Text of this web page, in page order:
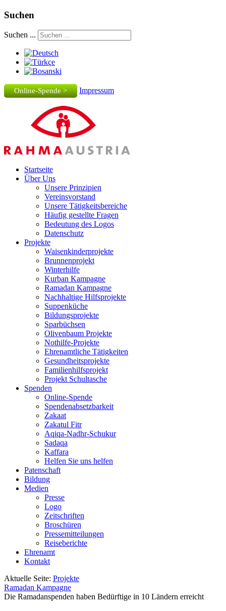
Suchen
Suchen ...
Online-Spende > Impressum
Startseite
Über Uns
Unsere Prinzipien
Vereinsvorstand
Unsere Tätigkeitsbereiche
Häufig gestellte Fragen
Bedeutung des Logos
Datenschutz
Projekte
Waisenkinderprojekte
Brunnenprojekt
Winterhilfe
Kurban Kampagne
Ramadan Kampagne
Nachhaltige Hilfsprojekte
Suppenküche
Bildungsprojekte
Sparbüchsen
Olivenbaum Projekte
Nothilfe-Projekte
Ehrenamtliche Tätigkeiten
Gesundheitsprojekte
Familienhilfsprojekt
Projekt Schultasche
Spenden
Online-Spende
Spendenabsetzbarkeit
Zakaat
Zakatul Fitr
Aqiqa-Nadhr-Schukur
Sadaqa
Kaffara
Helfen Sie uns helfen
Patenschaft
Bildung
Medien
Presse
Logo
Zeitschriften
Broschüren
Pressemitteilungen
Reiseberichte
Ehrenamt
Kontakt
Aktuelle Seite: Projekte
Ramadan Kampagne
Die Ramadanspenden haben Bedürftige in 10 Ländern erreicht